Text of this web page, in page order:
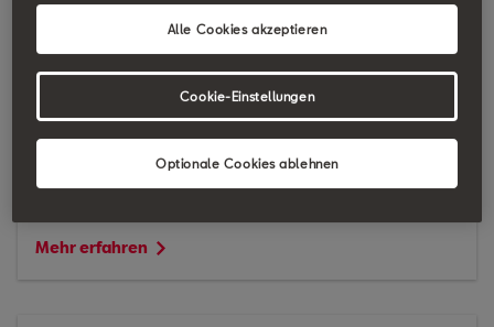
Automobilverkäufer Gebrauchtwagen (m/w/d)
Mehr erfahren
Optionale Cookies ablehnen
Alle Cookies akzeptieren
Cookie-Einstellungen